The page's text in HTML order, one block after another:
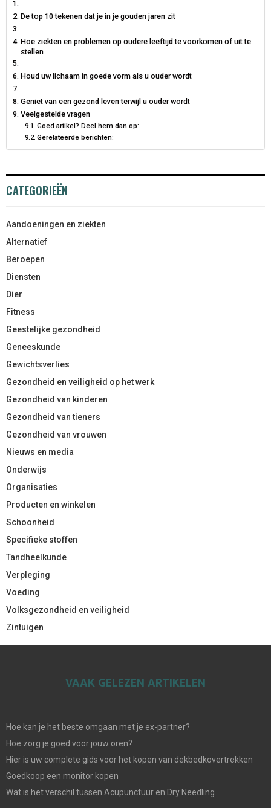
De top 10 tekenen dat je in je gouden jaren zit
Hoe ziekten en problemen op oudere leeftijd te voorkomen of uit te
stellen
Houd uw lichaam in goede vorm als u ouder wordt
Geniet van een gezond leven terwijl u ouder wordt
Veelgestelde vragen
Goed artikel? Deel hem dan op:
Gerelateerde berichten:
CATEGORIEËN
Aandoeningen en ziekten
Alternatief
Beroepen
Diensten
Dier
Fitness
Geestelijke gezondheid
Geneeskunde
Gewichtsverlies
Gezondheid en veiligheid op het werk
Gezondheid van kinderen
Gezondheid van tieners
Gezondheid van vrouwen
Nieuws en media
Onderwijs
Organisaties
Producten en winkelen
Schoonheid
Specifieke stoffen
Tandheelkunde
Verpleging
Voeding
Volksgezondheid en veiligheid
Zintuigen
VAAK GELEZEN ARTIKELEN
Hoe kan je het beste omgaan met je ex-partner?
Hoe zorg je goed voor jouw oren?
Hier is uw complete gids voor het kopen van dekbedkovertrekken
Goedkoop een monitor kopen
Wat is het verschil tussen Acupunctuur en Dry Needling